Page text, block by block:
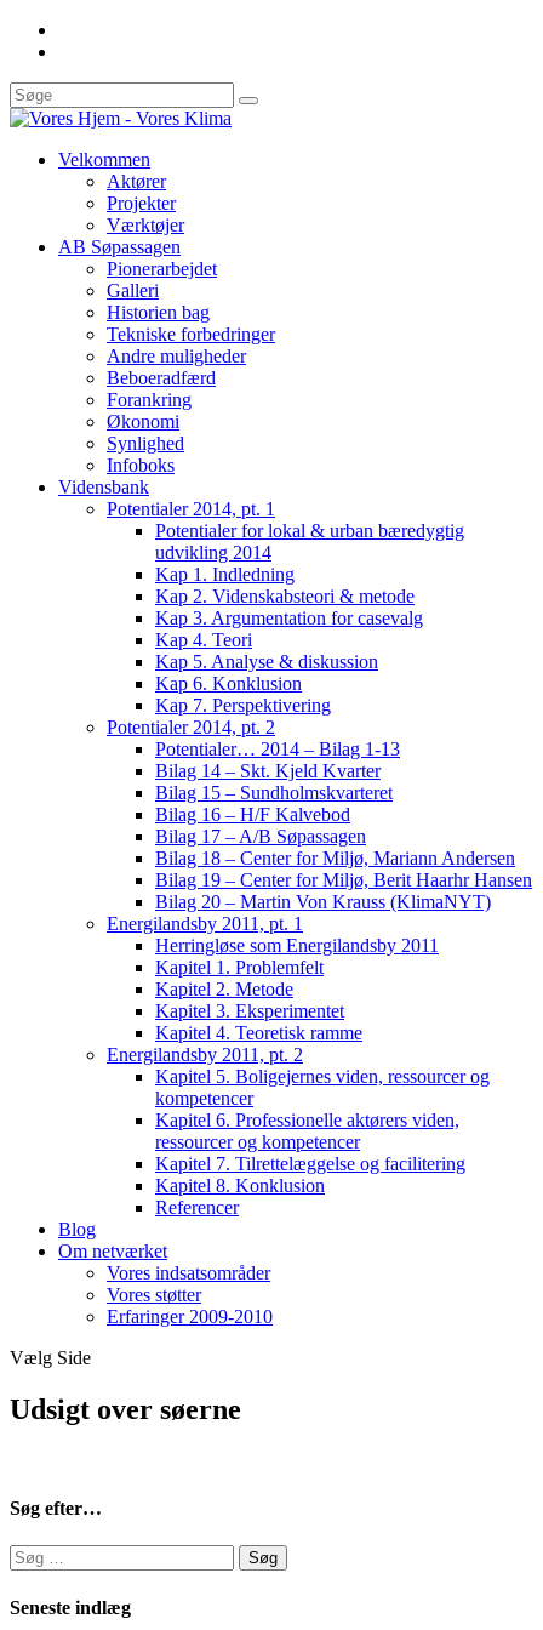
Velkommen
Aktører
Projekter
Værktøjer
AB Søpassagen
Pionerarbejdet
Galleri
Historien bag
Tekniske forbedringer
Andre muligheder
Beboeradfærd
Forankring
Økonomi
Synlighed
Infoboks
Vidensbank
Potentialer 2014, pt. 1
Potentialer for lokal & urban bæredygtig
udvikling 2014
Kap 1. Indledning
Kap 2. Videnskabsteori & metode
Kap 3. Argumentation for casevalg
Kap 4. Teori
Kap 5. Analyse & diskussion
Kap 6. Konklusion
Kap 7. Perspektivering
Potentialer 2014, pt. 2
Potentialer… 2014 – Bilag 1-13
Bilag 14 – Skt. Kjeld Kvarter
Bilag 15 – Sundholmskvarteret
Bilag 16 – H/F Kalvebod
Bilag 17 – A/B Søpassagen
Bilag 18 – Center for Miljø, Mariann Andersen
Bilag 19 – Center for Miljø, Berit Haarhr Hansen
Bilag 20 – Martin Von Krauss (KlimaNYT)
Energilandsby 2011, pt. 1
Herringløse som Energilandsby 2011
Kapitel 1. Problemfelt
Kapitel 2. Metode
Kapitel 3. Eksperimentet
Kapitel 4. Teoretisk ramme
Energilandsby 2011, pt. 2
Kapitel 5. Boligejernes viden, ressourcer og
kompetencer
Kapitel 6. Professionelle aktørers viden,
ressourcer og kompetencer
Kapitel 7. Tilrettelæggelse og facilitering
Kapitel 8. Konklusion
Referencer
Blog
Om netværket
Vores indsatsområder
Vores støtter
Erfaringer 2009-2010
Vælg Side
Udsigt over søerne
Søg efter…
Søg
efter:
Seneste indlæg